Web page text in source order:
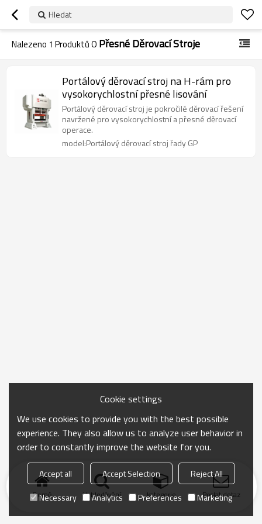
Hledat
Nalezeno 1 Produktů O Přesné Děrovací Stroje
Portálový děrovací stroj na H-rám pro
vysokorychlostní přesné lisování
Portálový děrovací stroj je pokročilé děrovací řešení
navržené pro vysokorychlostní a přesné děrovací
operace.
model:Portálový děrovací stroj řady GP
Domů Vyhledávání kategorie Poslat dotaz
Cookie settings
We use cookies to provide you with the best possible
experience. They also allow us to analyze user behavior in
order to constantly improve the website for you.
Accept all Accept Selection
Reject All
Necessary
Analytics Preferences Marketing